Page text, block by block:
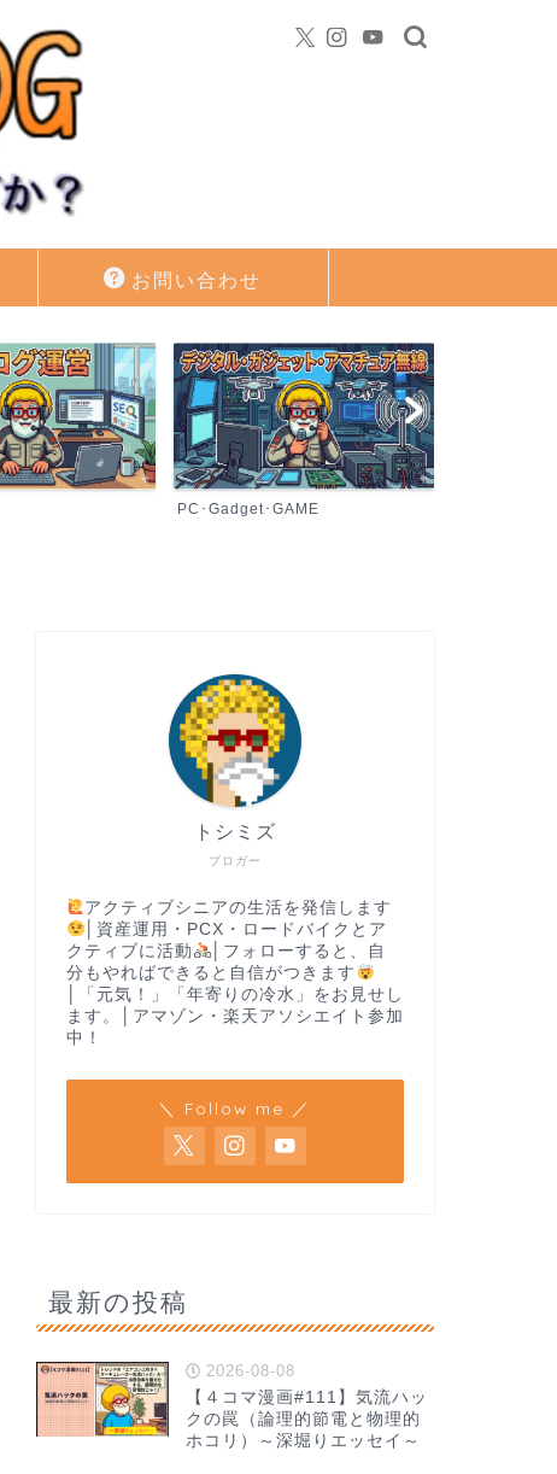
お問い合わせ
PC･Gadget･GAME
ブロガー
トシミズ
アクティブシニアの生活を発信します
│資産運用・PCX・ロードバイクとア
クティブに活動
│フォローすると、自
分もやればできると自信がつきます
│「元気！」「年寄りの冷水」をお見せし
ます。│アマゾン・楽天アソシエイト参加
中！
＼ Follow me ／
最新の投稿
2026-08-08
【４コマ漫画#111】気流ハッ
クの罠（論理的節電と物理的
ホコリ）～深堀りエッセイ～